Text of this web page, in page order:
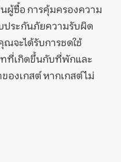
ผู้ซื้อ การคุ้มครองความ
ประกันภัยความรับผิด
ณจะได้รับการชดใช้
ทที่เกิดขึ้นกับที่พักและ
งเกสต์ หากเกสต์ไม่